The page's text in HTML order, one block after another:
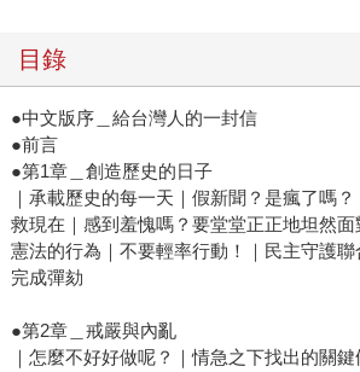
目錄
●中文版序＿給台灣人的一封信
●前言
●第1章＿創造歷史的日子
｜承載歷史的每一天｜假新聞？是瘋了嗎
救現在｜感到羞愧嗎？要堂堂正正地坦然
憲法的行為｜不要輕率行動！｜民主守護
完成彈劾
●第2章＿戒嚴與內亂
｜怎麼不好好做呢？｜情急之下找出的關